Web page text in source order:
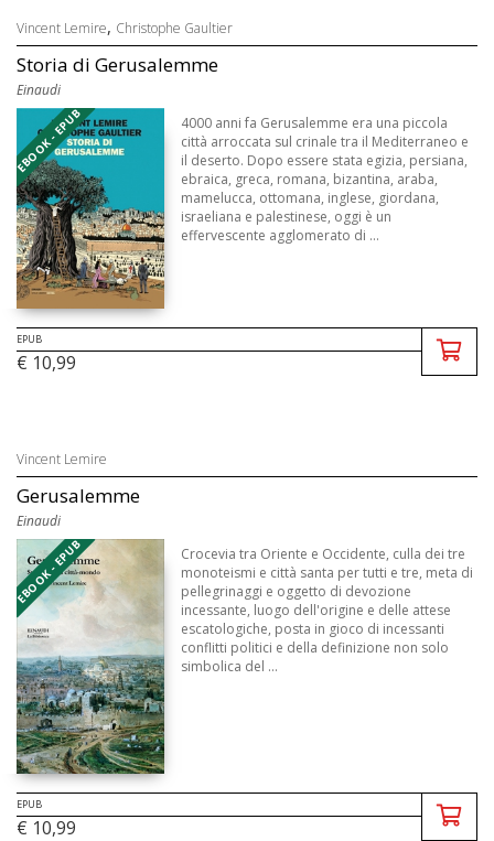
Vincent Lemire, Christophe Gaultier
Storia di Gerusalemme
Einaudi
EBOOK - EPUB
4000 anni fa Gerusalemme era una piccola
città arroccata sul crinale tra il Mediterraneo e
il deserto. Dopo essere stata egizia, persiana,
ebraica, greca, romana, bizantina, araba,
mamelucca, ottomana, inglese, giordana,
israeliana e palestinese, oggi è un
effervescente agglomerato di ...
EPUB
€ 10,99
Vincent Lemire
Gerusalemme
Einaudi
EBOOK - EPUB
Crocevia tra Oriente e Occidente, culla dei tre
monoteismi e città santa per tutti e tre, meta di
pellegrinaggi e oggetto di devozione
incessante, luogo dell'origine e delle attese
escatologiche, posta in gioco di incessanti
conflitti politici e della definizione non solo
simbolica del ...
EPUB
€ 10,99